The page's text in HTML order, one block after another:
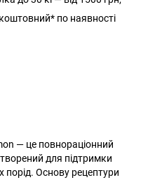
по наявності
— це повнораціонний
для підтримки
порід. Основу рецептури